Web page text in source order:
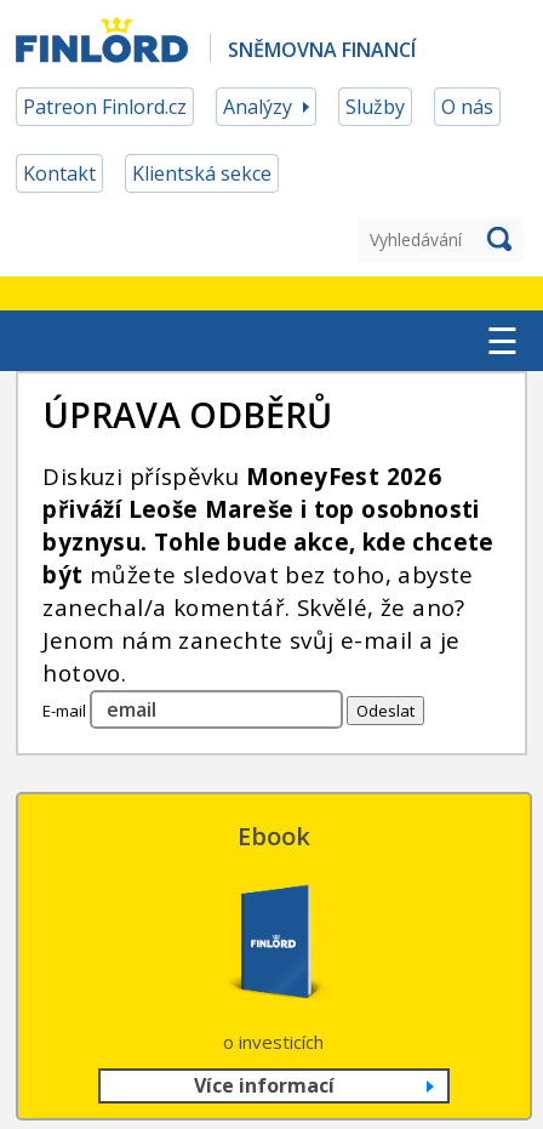
SNĚMOVNA FINANCÍ
Patreon Finlord.cz Analýzy Služby O nás
Kontakt Klientská sekce
☰
TOP ETF
PATREON ČLENSTVÍ
INVESTIČNÍ STRATEGIE
FOND SLAVIC CAPITAL
PODÍLOVÉ FONDY
ÚPRAVA ODBĚRŮ
Diskuzi příspěvku MoneyFest 2026
přiváží Leoše Mareše i top osobnosti
byznysu. Tohle bude akce, kde chcete
být můžete sledovat bez toho, abyste
zanechal/a komentář. Skvělé, že ano?
Jenom nám zanechte svůj e-mail a je
hotovo.
E-mail
Ebook
o investicích
Více informací